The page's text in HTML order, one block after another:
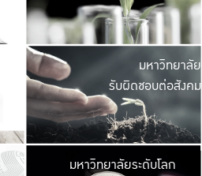
เป็นป่าในเมือง เกษต
มหาวิ
ค
เปิดประ
และพบเรื่องราวใ
มหาวิทยาลัย
รับผิดชอบต่อสังคม
มหาวิ
มหาวิทยาลัยระดับโลก